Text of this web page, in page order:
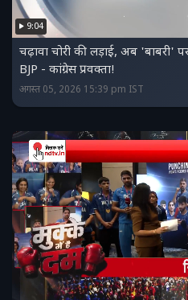
9:04
चढ़ावा चोरी की लड़ाई, अब 'बाबरी'
BJP - कांग्रेस प्रवक्ता!
अगस्त 05, 2026 15:39 pm IST